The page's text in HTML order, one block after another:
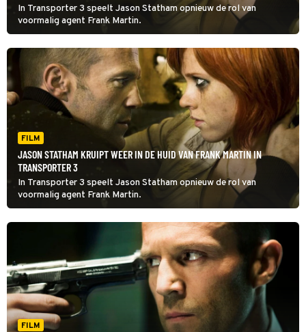
In Transporter 3 speelt Jason Statham opnieuw de rol van
voormalig agent Frank Martin.
FILM
JASON STATHAM KRUIPT WEER IN DE HUID VAN FRANK MARTIN IN
TRANSPORTER 3
In Transporter 3 speelt Jason Statham opnieuw de rol van
voormalig agent Frank Martin.
FILM